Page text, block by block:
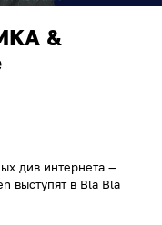
&
див интернета —
выступят в Bla Bla